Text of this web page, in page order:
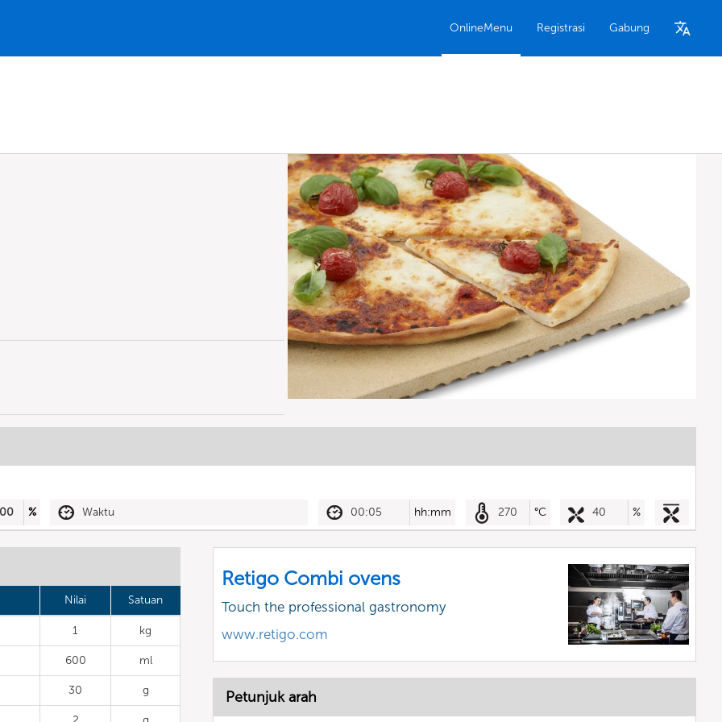
OnlineMenu Registrasi Gabung
% Waktu 00:05 hh:mm 270 °C 40 %
Nilai Satuan
1 kg
600 ml
30 g
Retigo Combi ovens
Touch the professional gastronomy
www.retigo.com
Petunjuk arah